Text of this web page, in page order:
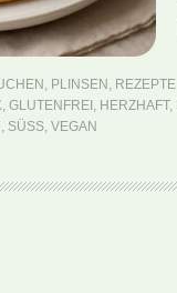
, PLINSEN , REZEPTE
, GLUTENFREI , HERZHAFT,
, SÜSS , VEGAN